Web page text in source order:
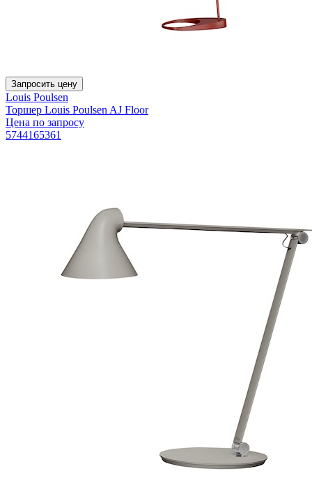
Запросить цену
Louis Poulsen
Торшер Louis Poulsen AJ Floor
Цена по запросу
5744165361